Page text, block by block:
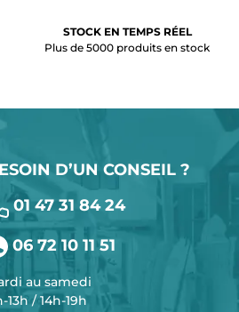
STOCK EN TEMPS RÉEL
Plus de 5000 produits en stock
D’UN CONSEIL ?
01 47 31 84 24
06 72 10 11 51
au samedi
13h / 14h-19h